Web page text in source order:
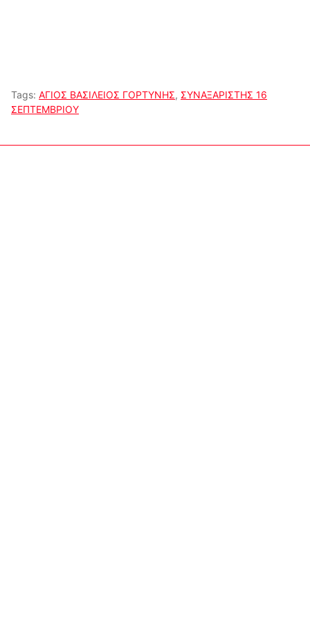
Tags: ΑΓΙΟΣ ΒΑΣΙΛΕΙΟΣ ΓΟΡΤΥΝΗΣ, ΣΥΝΑΞΑΡΙΣΤΗΣ 16
ΣΕΠΤΕΜΒΡΙΟΥ